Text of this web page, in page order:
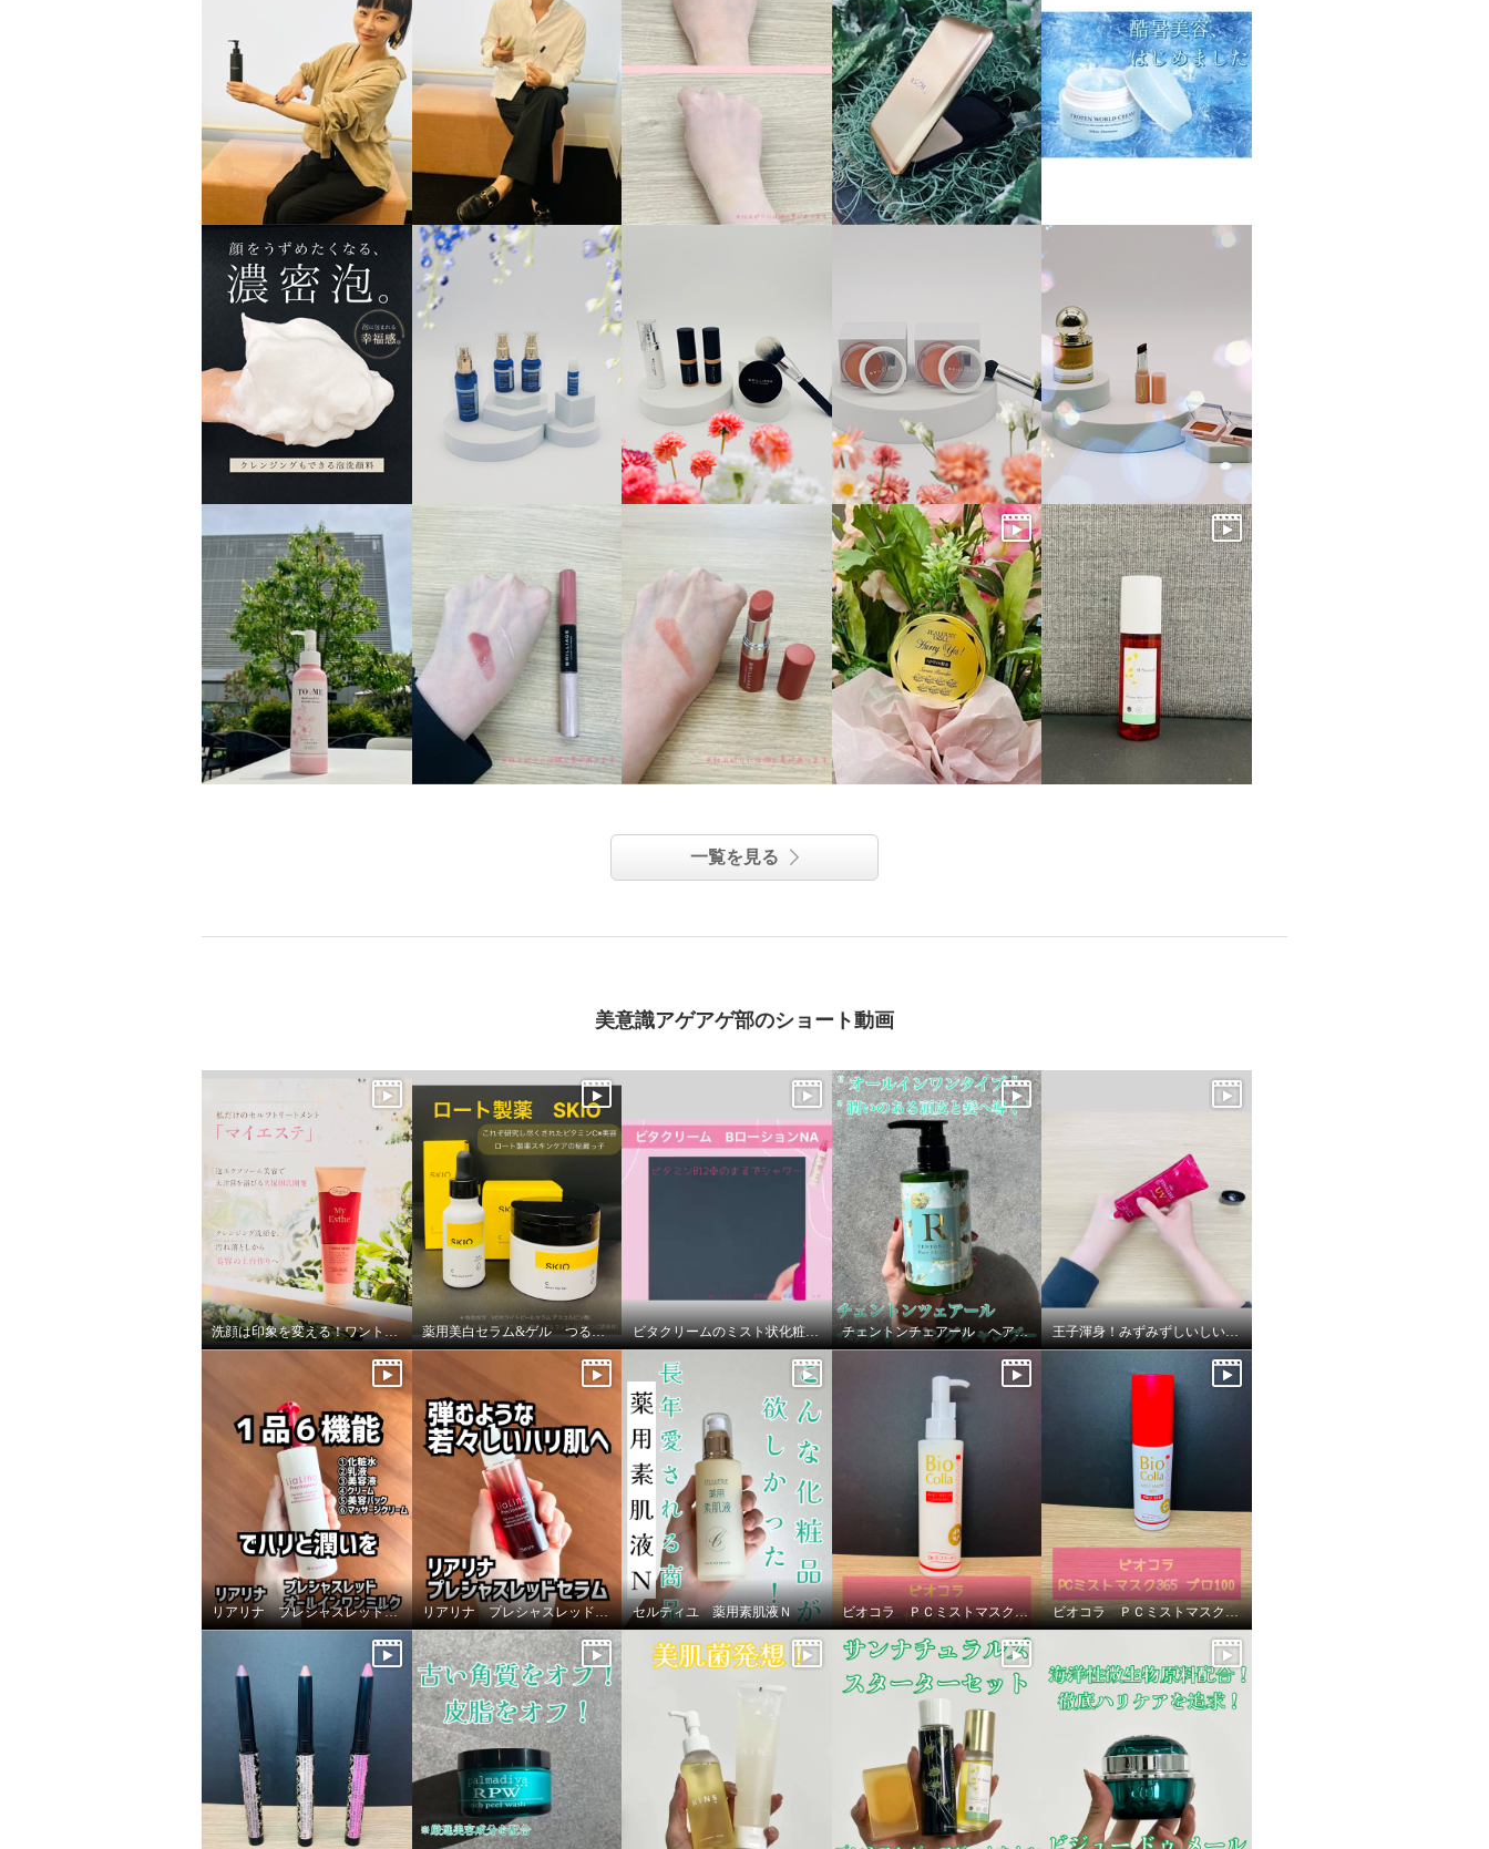
一覧を見る
美意識アゲアゲ部のショート動画
洗顔は印象を変える！ワントーンアップ素肌美を目指します。 薬用美白セラム&ゲル つるんと澄んだ美肌へ ビタクリームのミスト状化粧水！ チェントンチェアール ヘアクレンジングシャンプー 王子渾身！みずみずしいしいツヤが自慢のファイナリストUV！
リアリナ プレシャスレッドオールインワンミルク リアリナ プレシャスレッドセラム セルティユ 薬用素肌液Ｎ ビオコラ ＰＣミストマスク３６５プロ１００＆ミルキーセラムクレンジング ビオコラ ＰＣミストマスク３６５プロ１００＆ミルキーセラムクレンジング